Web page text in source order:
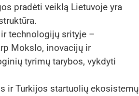
pradėti veiklą Lietuvoje yra
technologijų srityje –
Mokslo, inovacijų ir
tyrimų tarybos, vykdyti
ir Turkijos startuolių ekosistemų